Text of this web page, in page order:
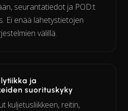
seurantatiedot ja POD:t
Ei enää lähetystietojen
välillä.
ja
suorituskyky
kuljetusliikkeen, reitin,